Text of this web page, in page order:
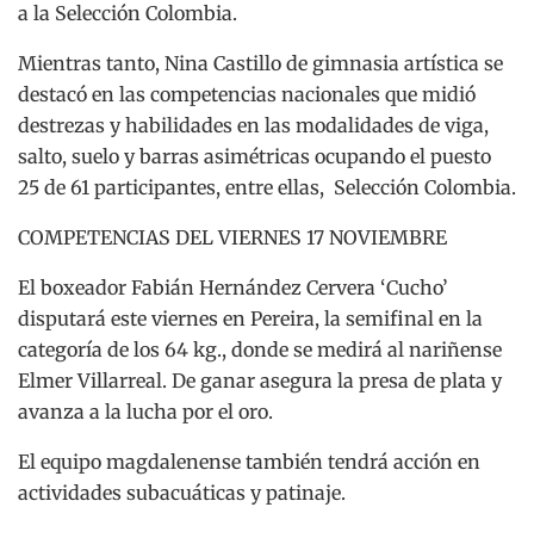
a la Selección Colombia.
Mientras tanto, Nina Castillo de gimnasia artística se
destacó en las competencias nacionales que midió
destrezas y habilidades en las modalidades de viga,
salto, suelo y barras asimétricas ocupando el puesto
25 de 61 participantes, entre ellas, Selección Colombia.
COMPETENCIAS DEL VIERNES 17 NOVIEMBRE
El boxeador Fabián Hernández Cervera ‘Cucho’
disputará este viernes en Pereira, la semifinal en la
categoría de los 64 kg., donde se medirá al nariñense
Elmer Villarreal. De ganar asegura la presa de plata y
avanza a la lucha por el oro.
El equipo magdalenense también tendrá acción en
actividades subacuáticas y patinaje.